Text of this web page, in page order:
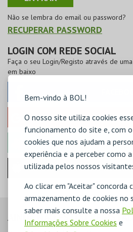
Bem-vindo à BOL!
O nosso site utiliza cookies
funcionamento do site e, com
cookies que nos ajudam a
experiência e a perceber como
utilizada pelos nossos
Ao clicar em "Aceitar" concorda
armazenamento de cookies no
saber mais consulte a nossa
Informações Sobre Cookies e
Não se lembra do email ou password?
RECUPERAR PASSWORD
LOGIN COM REDE SOCIAL
Faça o seu Login/Registo através de
em baixo
Iniciar sessão com a
AINDA NÃO ESTOU